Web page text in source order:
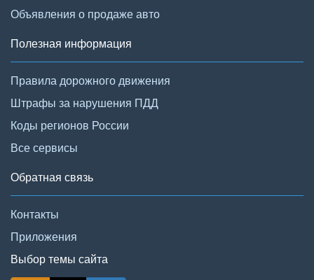
Объявления о продаже авто
Полезная информация
Правила дорожного движения
Штрафы за нарушения ПДД
Коды регионов России
Все сервисы
Обратная связь
Контакты
Приложения
Выбор темы сайта